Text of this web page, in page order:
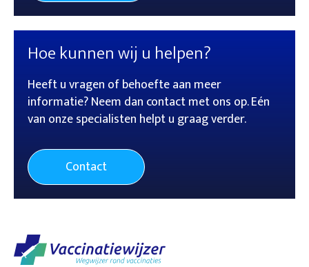
Hoe kunnen wij u helpen?
Heeft u vragen of behoefte aan meer
informatie? Neem dan contact met ons op. Eén
van onze specialisten helpt u graag verder.
Contact